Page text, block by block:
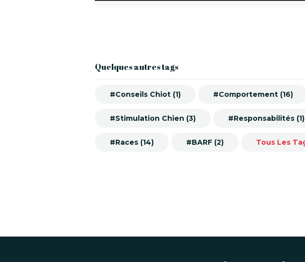
Quelques autres tags
#Conseils Chiot (1) #Comportement (16)
#Stimulation Chien (3) #Responsabilités (1)
#Races (14) #BARF (2) Tous Les